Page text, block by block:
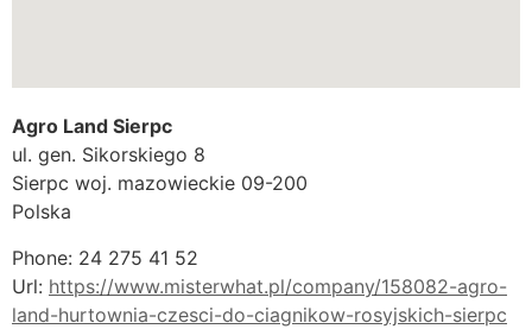
Agro Land Sierpc
ul. gen. Sikorskiego 8
Sierpc woj. mazowieckie 09-200
Polska
Phone: 24 275 41 52
Url: https://www.misterwhat.pl/company/158082-agro-
land-hurtownia-czesci-do-ciagnikow-rosyjskich-sierpc